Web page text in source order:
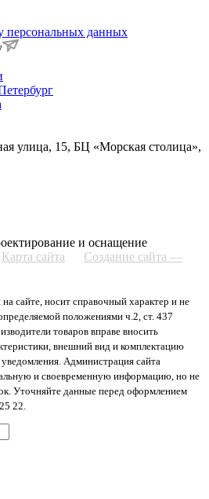
персональных данных
улица, 15, БЦ «Морская столица»,
и оснащение
Карта сайта
Создание сайта —
сайте, носит справочный характер и не
положениями ч.2, ст. 437
товаров вправе вносить
внешний вид и комплектацию
Администрация сайта
и своевременную информацию, но не
Уточняйте данные перед оформлением
22.